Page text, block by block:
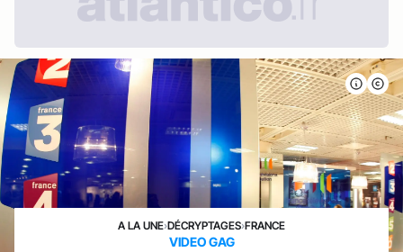
A LA UNE›DÉCRYPTAGES›FRANCE
VIDEO GAG